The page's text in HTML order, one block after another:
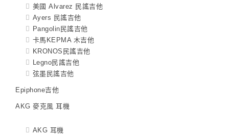
美國 Alvarez 民謠吉他
Ayers 民謠吉他
Pangolin民謠吉他
卡馬KEPMA 木吉他
KRONOS民謠吉他
Legno民謠吉他
弦墨民謠吉他
Epiphone吉他
AKG 麥克風 耳機
AKG 耳機